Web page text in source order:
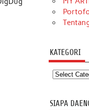
KATEGORI
Kategori
SIAPA